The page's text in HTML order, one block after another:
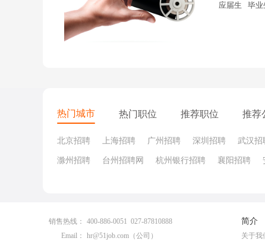
应届生 毕业
热门城市 热门职位 推荐职位 推荐
北京招聘 上海招聘 广州招聘 深圳招聘 武汉招
滁州招聘 台州招聘网 杭州银行招聘 襄阳招聘
销售热线：
400-886-0051 027-87810888
Email：
hr@51job.com （公司）
简介
关于我